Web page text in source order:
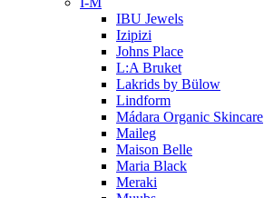
IBU Jewels
Izipizi
Johns Place
L:A Bruket
Lakrids by Bülow
Lindform
Mádara Organic Skincare
Maileg
Maison Belle
Maria Black
Meraki